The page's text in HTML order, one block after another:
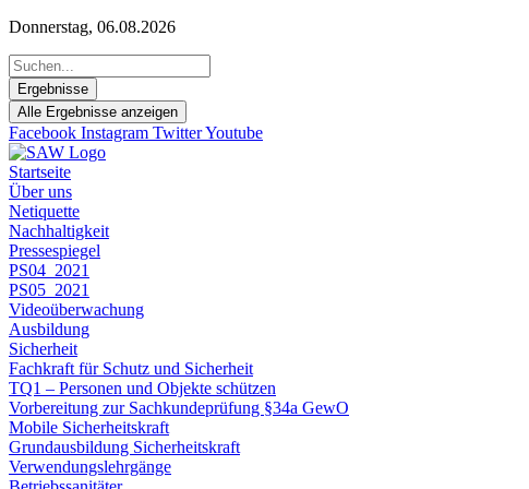
Zum
springen
Donnerstag, 06.08.2026
Search
...Ergebnisse
Alle Ergebnisse anzeigen
Facebook Instagram TwitterYoutube
Startseite
Über uns
Netiquette
Nachhaltigkeit
Pressespiegel
PS04_2021
PS05_2021
Videoüberwachung
Ausbildung
Sicherheit
Fachkraft für Schutz und Sicherheit
TQ1 – Personen und Objekte schützen
Vorbereitung zur Sachkundeprüfung §34a GewO
Mobile Sicherheitskraft
Grundausbildung Sicherheitskraft
Verwendungslehrgänge